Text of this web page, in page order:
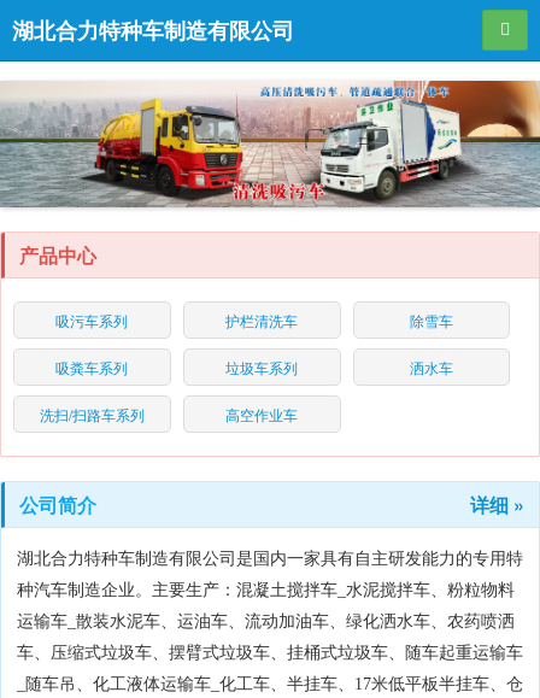
湖北合力特种车制造有限公司 导航
产品中心
吸污车系列 护栏清洗车 除雪车
吸粪车系列 垃圾车系列 洒水车
洗扫/扫路车系列 高空作业车
公司简介 详细 »
湖北合力特种车制造有限公司是国内一家具有自主研发能力的专用特
种汽车制造企业。主要生产：混凝土搅拌车_水泥搅拌车、粉粒物料
运输车_散装水泥车、运油车、流动加油车、绿化洒水车、农药喷洒
车、压缩式垃圾车、摆臂式垃圾车、挂桶式垃圾车、随车起重运输车
_随车吊、化工液体运输车_化工车、半挂车、17米低平板半挂车、仓